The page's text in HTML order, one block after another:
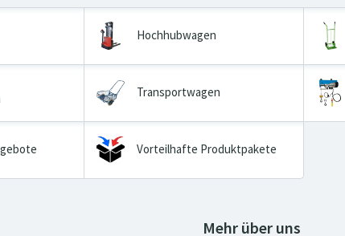
Hochhubwagen
Transportwagen
Vorteilhafte Produktpakete
Mehr über uns